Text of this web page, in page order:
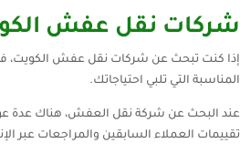
شركات نقل عفش
إذا كنت تبحث عن شركات نقل عفش الكويت،
المناسبة التي تلبي احتياجاتك.
عند البحث عن شركة نقل العفش، هناك عدة
تقييمات العملاء السابقين والمراجعات عبر